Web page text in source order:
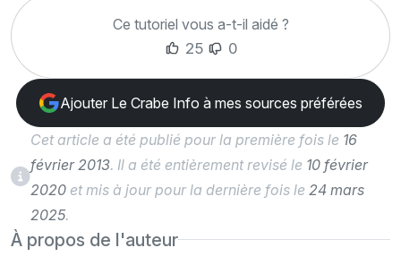
Ce tutoriel vous a-t-il aidé ?
25
0
Ajouter Le Crabe Info à mes sources préférées
Cet article a été publié pour la première fois le 16
février 2013. Il a été entièrement revisé le 10 février
2020 et mis à jour pour la dernière fois le 24 mars
2025.
À propos de l'auteur